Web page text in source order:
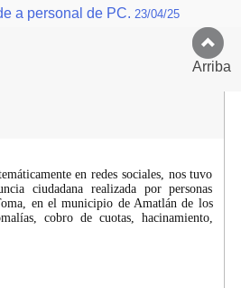
a personal de PC. 23/04/25
en redes sociales, nos tuvo
ciudadana realizada por personas
en el municipio de Amatlán de los
cobro de cuotas, hacinamiento,